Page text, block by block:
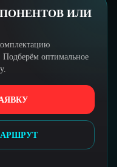
ИЛИ
Подберём оптимальное